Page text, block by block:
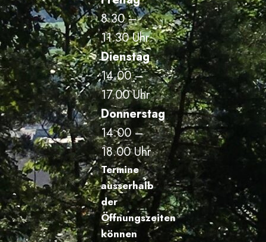
8.30 –
11.30 Uhr
Dienstag
14.00 –
17.00 Uhr
Donnerstag
14.00 –
18.00 Uhr
Termine
ausserhalb
der
Öffnungszeiten
können